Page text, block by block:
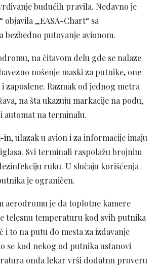
budućih pravila. Nedavno je
objavila „EASA-Chart“ sa
bezbedno putovanje avionom.
na čitavom delu gde se nalaze
nošenje maski za putnike, one
zaposlene. Razmak od jednog metra
na šta ukazuju markacije na podu,
automat na terminalu.
in, ulazak u avion i za informacije imaju
Svi terminali raspolažu brojnim
ruku. U slučaju korišćenja
je ograničen.
aerodromu je da toplotne kamere
telesnu temperaturu kod svih putnika
i to na putu do mesta za izdavanje
se kod nekog od putnika ustanovi
onda lekar vrši dodatnu proveru